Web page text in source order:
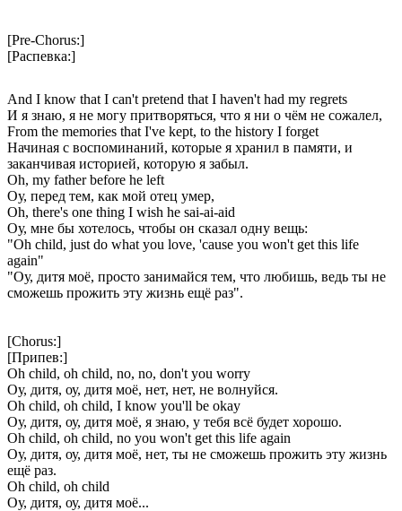
[Pre-Chorus:]
[Распевка:]
And I know that I can't pretend that I haven't had my regrets
И я знаю, я не могу притворяться, что я ни о чём не сожалел,
From the memories that I've kept, to the history I forget
Начиная с воспоминаний, которые я хранил в памяти, и
заканчивая историей, которую я забыл.
Oh, my father before he left
Оу, перед тем, как мой отец умер,
Oh, there's one thing I wish he sai-ai-aid
Оу, мне бы хотелось, чтобы он сказал одну вещь:
"Oh child, just do what you love, 'cause you won't get this life
again"
"Оу, дитя моё, просто занимайся тем, что любишь, ведь ты не
сможешь прожить эту жизнь ещё раз".
[Chorus:]
[Припев:]
Oh child, oh child, no, no, don't you worry
Оу, дитя, оу, дитя моё, нет, нет, не волнуйся.
Oh child, oh child, I know you'll be okay
Оу, дитя, оу, дитя моё, я знаю, у тебя всё будет хорошо.
Oh child, oh child, no you won't get this life again
Оу, дитя, оу, дитя моё, нет, ты не сможешь прожить эту жизнь
ещё раз.
Oh child, oh child
Оу, дитя, оу, дитя моё...